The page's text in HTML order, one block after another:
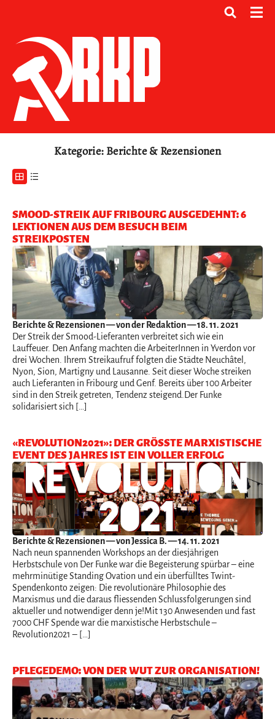
Kategorie: Berichte & Rezensionen
SMOOD-STREIK AUF FRIBOURG AUSGEDEHNT: 6
LEKTIONEN AUS DEM BESUCH BEIM
STREIKPOSTEN
Berichte & Rezensionen— von der Redaktion — 18. 11. 2021
Der Streik der Smood-Lieferanten verbreitet sich wie ein
Lauffeuer. Den Anfang machten die ArbeiterInnen in Yverdon vor
drei Wochen. Ihrem Streikaufruf folgten die Städte Neuchâtel,
Nyon, Sion, Martigny und Lausanne. Seit dieser Woche streiken
auch Lieferanten in Fribourg und Genf. Bereits über 100 Arbeiter
sind in den Streik getreten, Tendenz steigend.Der Funke
solidarisiert sich […]
«REVOLUTION2021»: DER GRÖSSTE MARXISTISCHE
EVENT DES JAHRES IST EIN VOLLER ERFOLG
Berichte & Rezensionen— von Jessica B. — 14. 11. 2021
Nach neun spannenden Workshops an der diesjährigen
Herbstschule von Der Funke war die Begeisterung spürbar – eine
mehrminütige Standing Ovation und ein überfülltes Twint-
Spendenkonto zeigen: Die revolutionäre Philosophie des
Marxismus und die daraus fliessenden Schlussfolgerungen sind
aktueller und notwendiger denn je!Mit 130 Anwesenden und fast
7000 CHF Spende war die marxistische Herbstschule –
Revolution2021 – […]
PFLEGEDEMO: VON DER WUT ZUR ORGANISATION!